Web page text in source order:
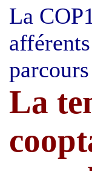
La
parcours
La